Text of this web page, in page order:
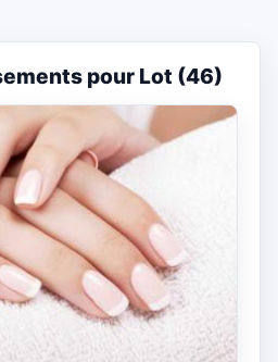
pour Lot (46)